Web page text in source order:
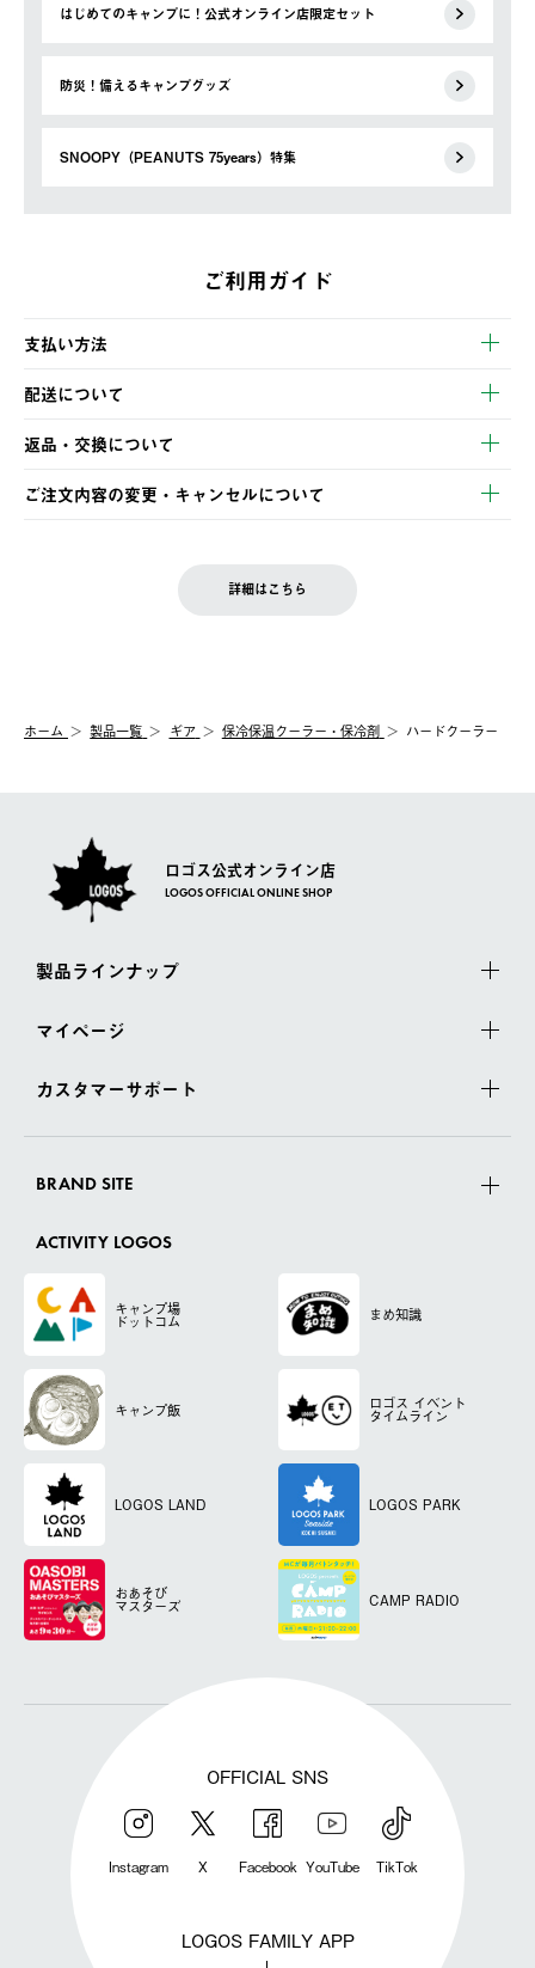
はじめてのキャンプに！公式オンライン店限定セット
防災！備えるキャンプグッズ
SNOOPY（PEANUTS 75years）特集
ご利用ガイド
支払い方法
以下のいずれかの方法でお支払いいただけます。
・クレジットカード決済
・コンビニ決済
・Pay-easy決済
配送について
【発送スケジュール】
ご注文・ご入金完了より2営業日以内に商品を発送いたします。
土日祝の発送はございませんので、木曜日以降のご注文は週明け
の発送となる場合がございます。
【配送業者】
佐川急便にて配送されます。
返品・交換について
※お客様都合の場合
お客様都合の返品にかかる送料は、お客様ご負担とさせていただ
一度お手元の商品を返品いただき、ご希望商品を再注文してくだ
ご注文内容の変更・キャンセルについて
LOGOS FAMILY会員の方は、会員マイページ内 購入履歴画面に
詳細はこちら
ホーム 製品一覧 ギア 保冷保温クーラー・保冷剤 ハードクーラー
ロゴス公式オンライン店
LOGOS OFFICIAL ONLINE SHOP
製品ラインナップ
マイページ
カスタマーサポート
BRAND SITE
ACTIVITY LOGOS
キャンプ場
ドットコム まめ知識
キャンプ飯 ロゴス イベント
タイムライン
LOGOS LAND LOGOS PARK
おあそび
マスターズ CAMP RADIO
OFFICIAL SNS
Instagram X Facebook YouTube TikTok
LOGOS FAMILY APP